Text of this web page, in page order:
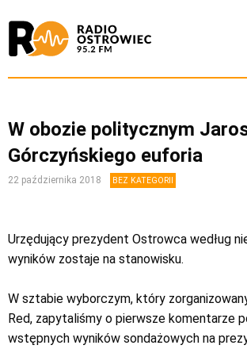
W obozie politycznym
Górczyńskiego euforia
22 października 2018 BEZ KATEGORII
Urzędujący prezydent Ostrowca według
wyników zostaje na stanowisku.
W sztabie wyborczym, który
Red, zapytaliśmy o pierwsze komentarze
wstępnych wyników sondażowych na